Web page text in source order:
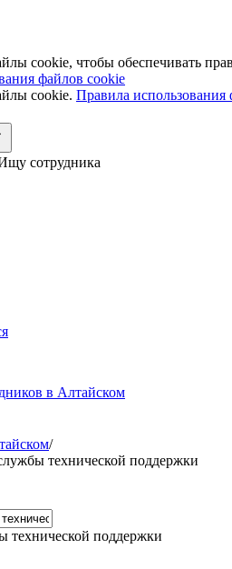
cookie, чтобы обеспечивать
файлов cookie
cookie. Правила использования
сотрудника
в Алтайском
/
технической поддержки
технической поддержки